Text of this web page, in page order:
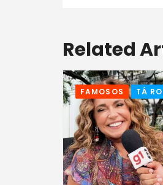
Related
FAMOSOS TÁ